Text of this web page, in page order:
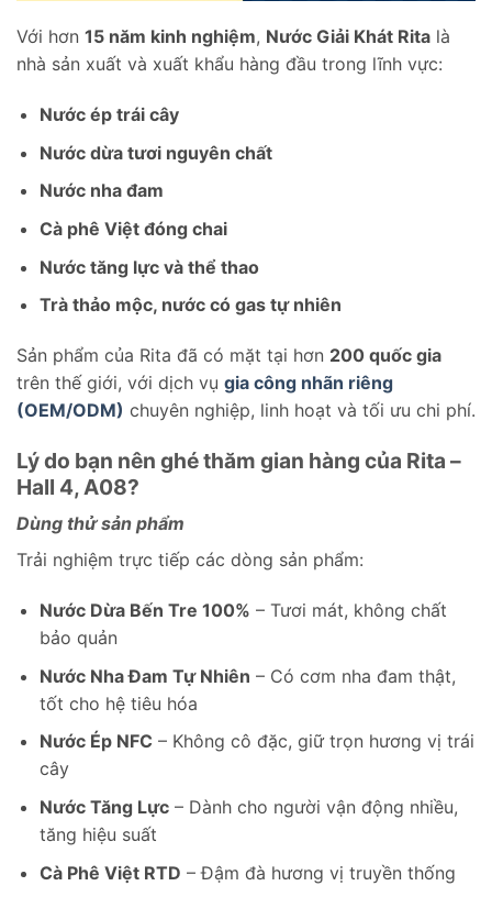
Với hơn 15 năm kinh nghiệm, Nước Giải Khát Rita là
nhà sản xuất và xuất khẩu hàng đầu trong lĩnh vực:
Nước ép trái cây
Nước dừa tươi nguyên chất
Nước nha đam
Cà phê Việt đóng chai
Nước tăng lực và thể thao
Trà thảo mộc, nước có gas tự nhiên
Sản phẩm của Rita đã có mặt tại hơn 200 quốc gia
trên thế giới, với dịch vụ gia công nhãn riêng
(OEM/ODM) chuyên nghiệp, linh hoạt và tối ưu chi phí.
Lý do bạn nên ghé thăm gian hàng của Rita –
Hall 4, A08?
Dùng thử sản phẩm
Trải nghiệm trực tiếp các dòng sản phẩm:
Nước Dừa Bến Tre 100% – Tươi mát, không chất
bảo quản
Nước Nha Đam Tự Nhiên – Có cơm nha đam thật,
tốt cho hệ tiêu hóa
Nước Ép NFC – Không cô đặc, giữ trọn hương vị trái
cây
Nước Tăng Lực– Dành cho người vận động nhiều,
tăng hiệu suất
Cà Phê Việt RTD – Đậm đà hương vị truyền thống